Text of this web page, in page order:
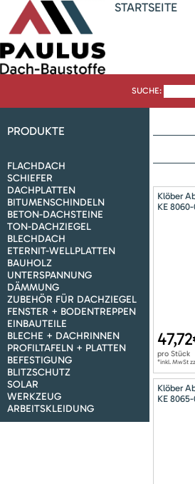
STARTSEITE
SUCHE:
PRODUKTE
FLACHDACH
SCHIEFER
DACHPLATTEN
BITUMENSCHINDELN
BETON-DACHSTEINE
TON-DACHZIEGEL
BLECHDACH
ETERNIT-WELLPLATTEN
BAUHOLZ
UNTERSPANNUNG
DÄMMUNG
ZUBEHÖR FÜR DACHZIEGEL
FENSTER + BODENTREPPEN
EINBAUTEILE
BLECHE + DACHRINNEN
PROFILTAFELN + PLATTEN
BEFESTIGUNG
BLITZSCHUTZ
SOLAR
WERKZEUG
ARBEITSKLEIDUNG
Klöber
KE
47,72
pro Stück
*inkl. MwSt
Klöber
KE